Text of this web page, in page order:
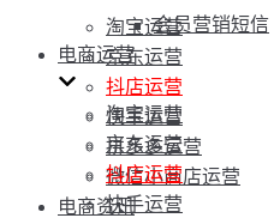
淘宝运营
京东运营
抖店运营
快手运营
拼多多运营
微信小商店运营
电商资讯
会员营销短信
电商运营
淘宝运营
京东运营
抖店运营
快手运营